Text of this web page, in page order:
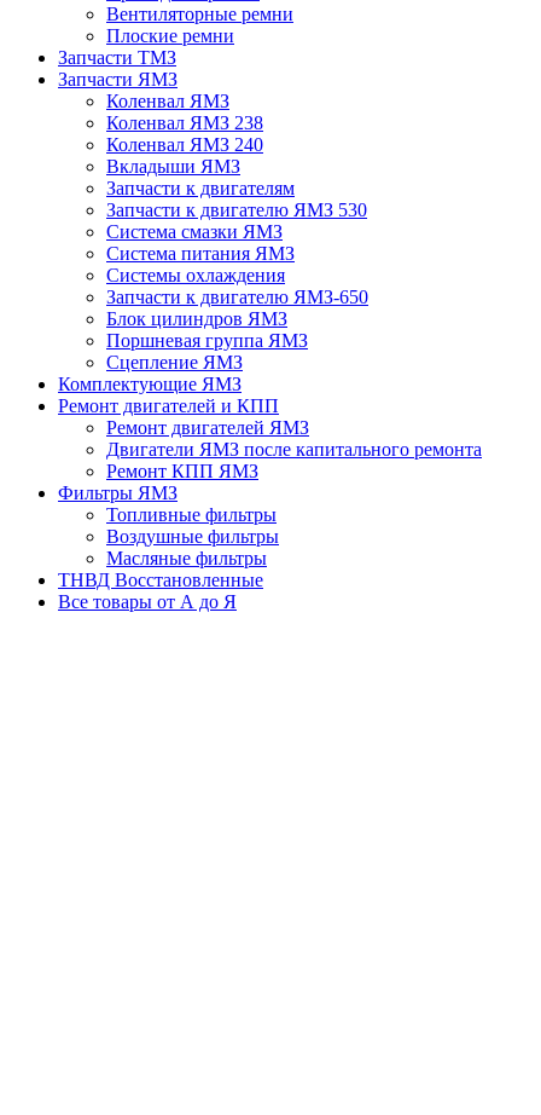
Вентиляторные ремни
Плоские ремни
Запчасти ТМЗ
Запчасти ЯМЗ
Коленвал ЯМЗ
Коленвал ЯМЗ 238
Коленвал ЯМЗ 240
Вкладыши ЯМЗ
Запчасти к двигателям
Запчасти к двигателю ЯМЗ 530
Система смазки ЯМЗ
Система питания ЯМЗ
Системы охлаждения
Запчасти к двигателю ЯМЗ-650
Блок цилиндров ЯМЗ
Поршневая группа ЯМЗ
Сцепление ЯМЗ
Комплектующие ЯМЗ
Ремонт двигателей и КПП
Ремонт двигателей ЯМЗ
Двигатели ЯМЗ после капитального ремонта
Ремонт КПП ЯМЗ
Фильтры ЯМЗ
Топливные фильтры
Воздушные фильтры
Масляные фильтры
ТНВД Восстановленные
Все товары от А до Я